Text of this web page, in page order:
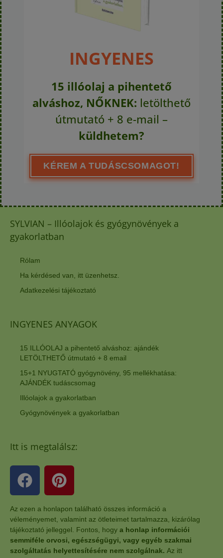
INGYENES
15 illóolaj a pihentető
alváshoz, NŐKNEK: letölthető
útmutató + 8 e-mail –
küldhetem?
KÉREM A TUDÁSCSOMAGOT!
SYLVIAN – Illóolajok és gyógynövények a
gyakorlatban
Rólam
Ha kérdésed van, itt üzenhetsz.
Adatkezelési tájékoztató
INGYENES ANYAGOK
15 ILLÓOLAJ a pihentető alváshoz: ajándék
LETÖLTHETŐ útmutató + 8 email
15+1 NYUGTATÓ gyógynövény, 95 mellékhatása:
AJÁNDÉK tudáscsomag
Illóolajok a gyakorlatban
Gyógynövények a gyakorlatban
Itt is megtalálsz:
Az ezen a honlapon található összes információ a
véleményemet, valamint az ötleteimet tartalmazza, kizárólag
tájékoztató jelleggel. Fontos, hogy a honlap információi
semmiféle orvosi, egészségügyi, vagy egyéb szakmai
szolgáltatás helyettesítésére nem szolgálnak. Az itt